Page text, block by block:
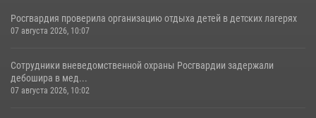
Росгвардия проверила организацию отдыха детей в детских лагерях
07 августа 2026, 10:07
Сотрудники вневедомственной охраны Росгвардии задержали
дебошира в мед...
07 августа 2026, 10:02